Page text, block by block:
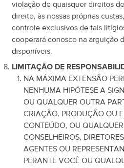
violação de quaisquer direitos
direito, às nossas próprias
controle exclusivos de tais
cooperará conosco na arguição
disponíveis.
LIMITAÇÃO DE
NA MÁXIMA EXTENSÃO
NENHUMA HIPÓTESE A
OU QUALQUER OUTRA
CRIAÇÃO, PRODUÇÃO OU
CONTEÚDO, OU
CONSELHEIROS,
AGENTES OU
PERANTE VOCÊ OU